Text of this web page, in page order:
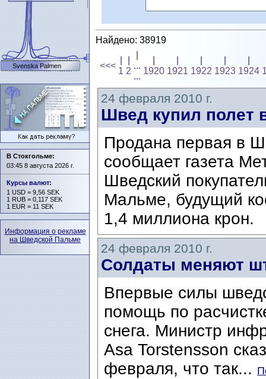
Найдено: 38919
<<<
1 2
...
...
1920 1921 1922 1923 1924
24 февраля 2010 г.
Швед купил полет
Продана первая в
сообщает газета
Шведский
Мальме, будущий
1,4 миллиона крон.
24 февраля 2010 г.
Солдаты меняют
Впервые силы
помощь по
снега. Министр
Asa Torstensson
февраля, что так...
Svenska Palmen
В Стокгольме:
03:45 8 августа 2026 г.
Курсы валют:
1 USD = 9,56 SEK
1 RUB = 0,117 SEK
1 EUR = 11 SEK
Информация о рекламе
на Шведской Пальме